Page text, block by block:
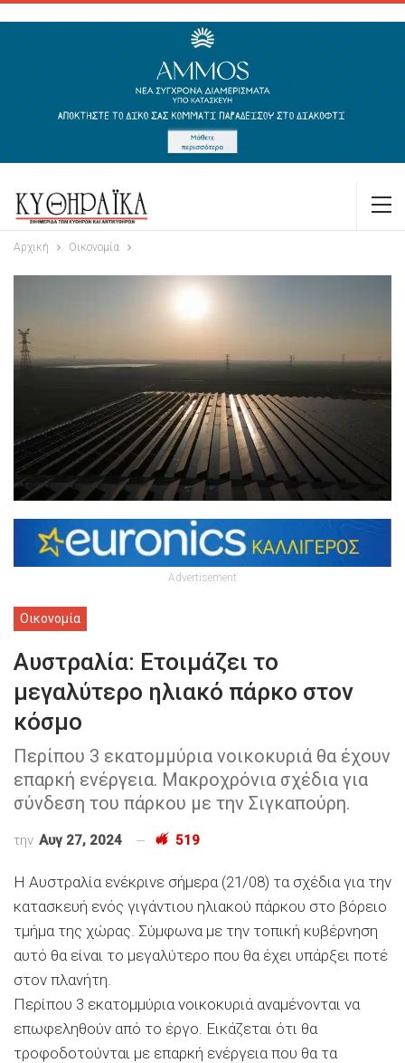
Αρχική Οικονομία
Advertisement
Οικονομία
Αυστραλία: Ετοιμάζει το
μεγαλύτερο ηλιακό πάρκο στον
κόσμο
Περίπου 3 εκατομμύρια νοικοκυριά θα έχουν
επαρκή ενέργεια. Μακροχρόνια σχέδια για
σύνδεση του πάρκου με την Σιγκαπούρη.
την Αυγ 27, 2024 519
Η Αυστραλία ενέκρινε σήμερα (21/08) τα σχέδια για την
κατασκευή ενός γιγάντιου ηλιακού πάρκου στο βόρειο
τμήμα της χώρας. Σύμφωνα με την τοπική κυβέρνηση
αυτό θα είναι το μεγαλύτερο που θα έχει υπάρξει ποτέ
στον πλανήτη.
Περίπου 3 εκατομμύρια νοικοκυριά αναμένονται να
επωφεληθούν από το έργο. Εικάζεται ότι θα
τροφοδοτούνται με επαρκή ενέργεια που θα τα